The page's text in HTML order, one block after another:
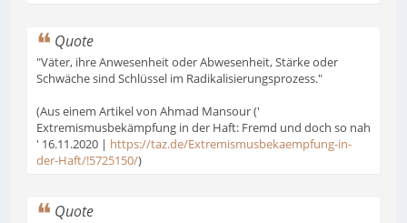
Quote
"Väter, ihre Anwesenheit oder Abwesenheit, Stärke oder
Schwäche sind Schlüssel im Radikalisierungsprozess."
(Aus einem Artikel von Ahmad Mansour ('
Extremismusbekämpfung in der Haft: Fremd und doch so nah
' 16.11.2020 | https://taz.de/Extremismusbekaempfung-in-
der-Haft/!5725150/)
Quote